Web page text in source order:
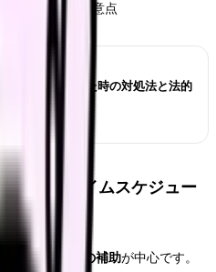
転職方法・注意点
引き止められた時の対処法と法的
｜1日のタイムスケジュー
察介助と処置の補助が中心です。